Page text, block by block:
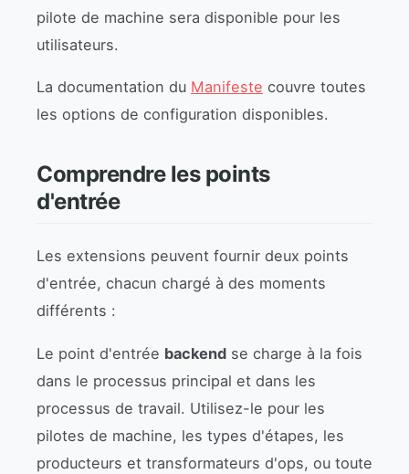
pilote de machine sera disponible pour les
utilisateurs.
La documentation du Manifeste couvre toutes
les options de configuration disponibles.
Comprendre les points
d'entrée
Les extensions peuvent fournir deux points
d'entrée, chacun chargé à des moments
différents :
Le point d'entrée backend se charge à la fois
dans le processus principal et dans les
processus de travail. Utilisez-le pour les
pilotes de machine, les types d'étapes, les
producteurs et transformateurs d'ops, ou toute